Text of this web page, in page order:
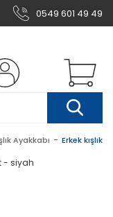
0549 601 49 49
Ayakkabı Erkek kışlık